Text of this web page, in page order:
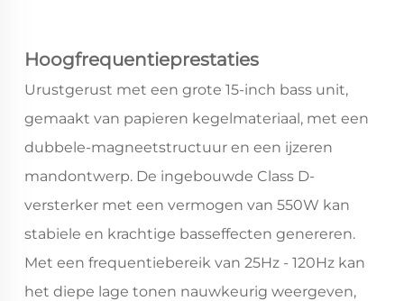
Hoogfrequentieprestaties
Urustgerust met een grote 15-inch bass unit,
gemaakt van papieren kegelmateriaal, met een
dubbele-magneetstructuur en een ijzeren
mandontwerp. De ingebouwde Class D-
versterker met een vermogen van 550W kan
stabiele en krachtige basseffecten genereren.
Met een frequentiebereik van 25Hz - 120Hz kan
het diepe lage tonen nauwkeurig weergeven,